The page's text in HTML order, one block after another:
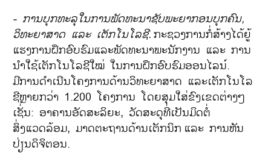
- ການບຸກທະລຸໃນການພັດທະນາຊັບພະຍາກອນບຸກຄົນ,
ວິທະຍາສາດ ແລະ ເຕັກໂນໂລຊີ.ກະຊວງການກໍ່ສ້າງໄດ້ຍູ້
ແຮງການຝຶກອົບຮົມແລະພັດທະນາພະນັກງານ ແລະ ການ
ນຳໃຊ້ເຕັກໂນໂລຊີໃໝ່ ໃນການຝຶກອົບຮົມອອນໄລນ໌.
ມີການດຳເນີນໂຄງການດ້ານວິທະຍາສາດ ແລະເຕັກໂນໂລ
ຊີຫຼາຍກວ່າ 1.200 ໂຄງການ ໂດຍສຸມໃສ່ຂົງເຂດຕ່າງໆ
ເຊັ່ນ: ອາຄານອັດສະລິຍະ, ວັດສະດຸທີ່ເປັນມິດຕໍ່
ສິ່ງແວດລ້ອມ, ມາດຕະຖານດ້ານເຕັກນິກ ແລະ ການຫັນ
ປ່ຽນດິຈິຕອນ.